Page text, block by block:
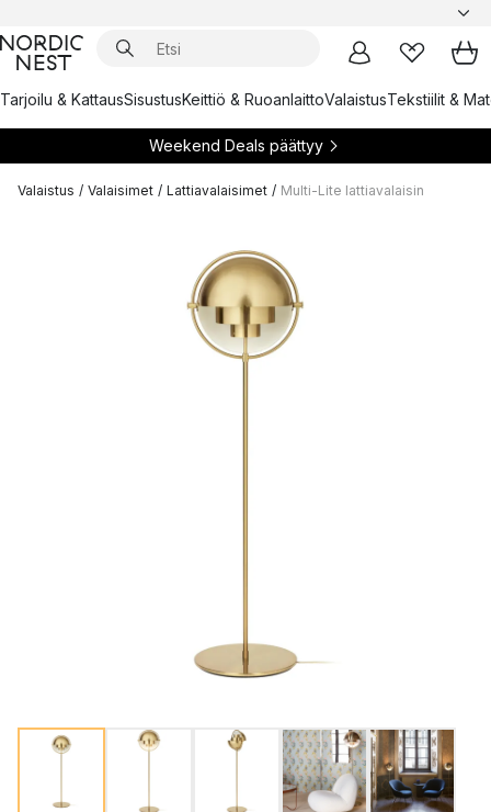
Tarjoilu & KattausSisustusKeittiö & RuoanlaittoValaistusTekstiilit &
Weekend Deals päättyy
Valaistus / Valaisimet / Lattiavalaisimet / Multi-Lite lattiavalaisin